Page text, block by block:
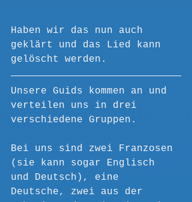
Haben wir das nun auch
geklärt und das Lied kann
gelöscht werden.
Unsere Guids kommen an und
verteilen uns in drei
verschiedene Gruppen.
Bei uns sind zwei Franzosen
(sie kann sogar Englisch
und Deutsch), eine
Deutsche, zwei aus der